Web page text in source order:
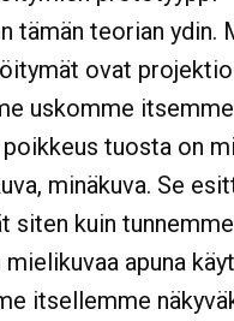
tämän teorian ydin.
ovat
uskomme
tuosta on
minäkuva. Se
siten kuin
mielikuvaa apuna
itsellemme